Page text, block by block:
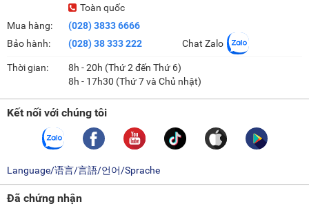
Mua hàng:
Bảo hành:
Toàn quốc
(028) 3833 6666
(028) 38 333 222
Chat Zalo
Thời gian:
8h - 20h (Thứ 2 đến Thứ 6)
8h - 17h30 (Thứ 7 và Chủ nhật)
Kết nối với chúng tôi
Language/语言/言語/언어/Sprache
Đã chứng nhận